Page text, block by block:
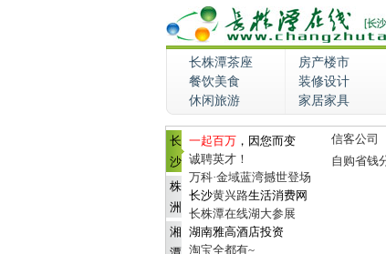
长株潭茶座 房产楼市
餐饮美食
装修设计
休闲旅游
家居家具
长
沙
株
洲
湘
一起百万 ，因您而变
诚聘英才！
万科·金域蓝湾撼世登场
长沙黄兴路生活消费网
长株潭在线湖大参展
湖南雅高酒店投资
淘宝全都有~
信客公司
自购省钱